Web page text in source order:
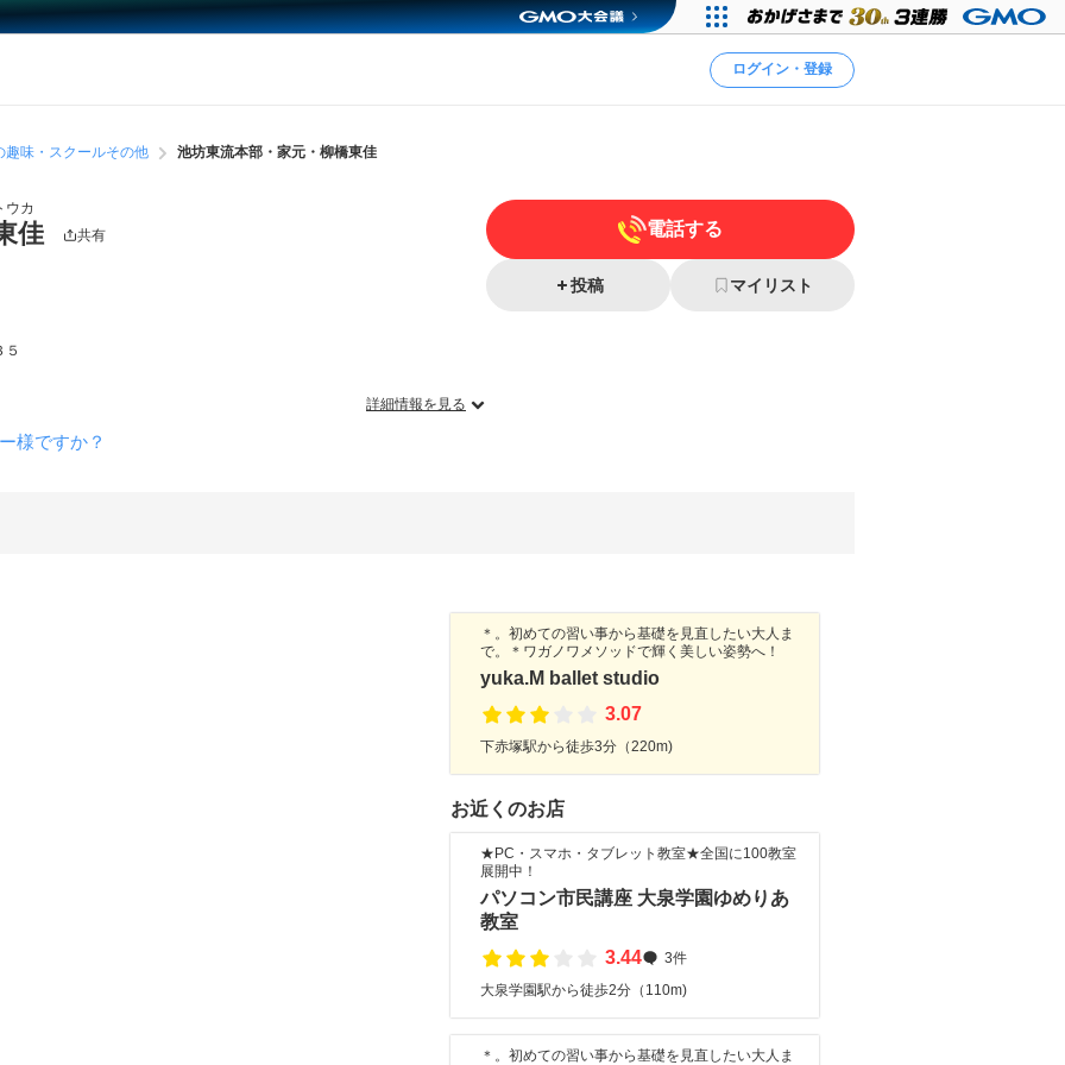
ログイン・登録
趣味・スクールその他 池坊東流本部・家元・柳橋東佳
ウカ
佳 共有
５
詳細情報を見る
様ですか？
電話する
投稿 マイリスト
＊。初めての習い事から基礎を見直したい大人ま
で。＊ワガノワメソッドで輝く美しい姿勢へ！
yuka.M ballet studio
3.07
下赤塚駅から徒歩3分（220m)
お近くのお店
★PC・スマホ・タブレット教室★全国に100教室
展開中！
パソコン市民講座 大泉学園ゆめりあ
教室
3.44
3件
大泉学園駅から徒歩2分（110m)
＊。初めての習い事から基礎を見直したい大人ま